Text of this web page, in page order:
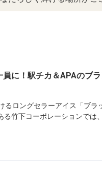
に！駅チカ＆APAのブ
ロングセラーアイス「ブラ
る竹下コーポレーションでは